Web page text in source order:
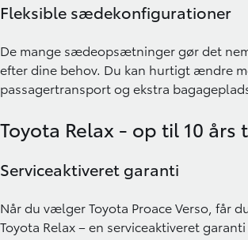
Fleksible sædekonfigurationer
De mange sædeopsætninger gør det
efter dine behov. Du kan hurtigt ændre
passagertransport og ekstra
Toyota Relax - op til 10 års
Serviceaktiveret garanti
Når du vælger Toyota Proace Verso, får
Toyota Relax– en serviceaktiveret